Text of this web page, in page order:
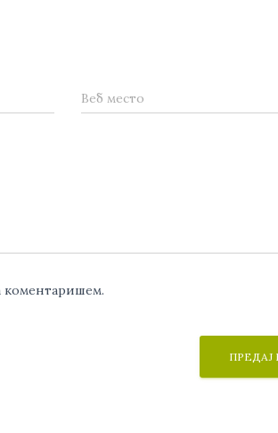
Веб место
коментаришем.